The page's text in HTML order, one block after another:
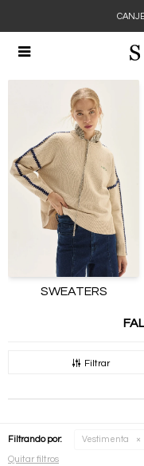

SWEATERS
Filtrar
Filtrando por: Vestimenta
Quitar filtros